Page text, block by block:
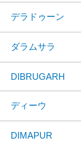
デラドゥーン
ダラムサラ
DIBRUGARH
ディーウ
DIMAPUR